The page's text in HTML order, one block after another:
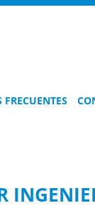
FRECUENTES